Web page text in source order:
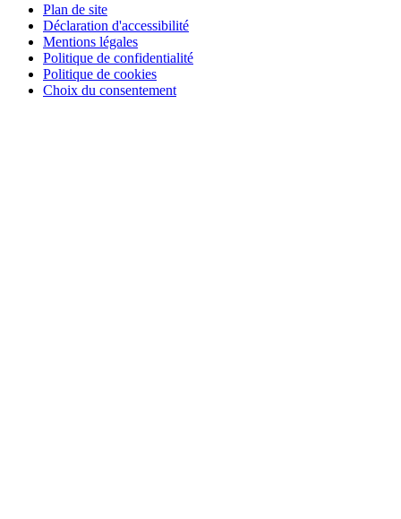
Plan de site
Déclaration d'accessibilité
Mentions légales
Politique de confidentialité
Politique de cookies
Choix du consentement